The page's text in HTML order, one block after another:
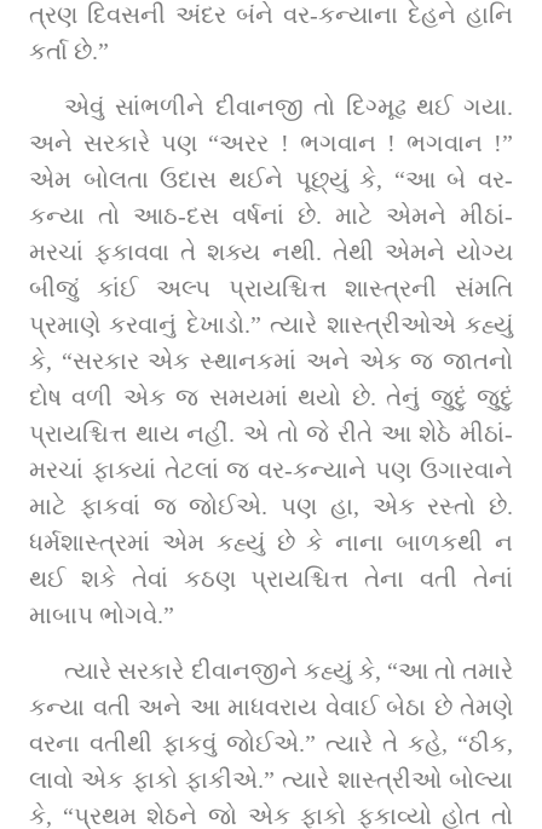
ત્રણ દિવસની અંદર બંને વર-કન્યાના દેહને હાનિ
કર્તા છે.”
એવું સાંભળીને દીવાનજી તો દિગ્મૂઢ થઈ ગયા.
અને સરકારે પણ “અરર ! ભગવાન ! ભગવાન !”
એમ બોલતા ઉદાસ થઈને પૂછ્યું કે, “આ બે વર-
કન્યા તો આઠ-દસ વર્ષનાં છે. માટે એમને મીઠાં-
મરચાં ફકાવવા તે શક્ય નથી. તેથી એમને યોગ્ય
બીજું કાંઈ અલ્પ પ્રાયશ્ચિત્ત શાસ્ત્રની સંમતિ
પ્રમાણે કરવાનું દેખાડો.” ત્યારે શાસ્ત્રીઓએ કહ્યું
કે, “સરકાર એક સ્થાનકમાં અને એક જ જાતનો
દોષ વળી એક જ સમયમાં થયો છે. તેનું જુદું જુદું
પ્રાયશ્ચિત્ત થાય નહીં. એ તો જે રીતે આ શેઠે મીઠાં-
મરચાં ફાક્યાં તેટલાં જ વર-કન્યાને પણ ઉગારવાને
માટે ફાકવાં જ જોઈએ. પણ હા, એક રસ્તો છે.
ધર્મશાસ્ત્રમાં એમ કહ્યું છે કે નાના બાળકથી ન
થઈ શકે તેવાં કઠણ પ્રાયશ્ચિત્ત તેના વતી તેનાં
માબાપ ભોગવે.”
ત્યારે સરકારે દીવાનજીને કહ્યું કે, “આ તો તમારે
કન્યા વતી અને આ માધવરાય વેવાઈ બેઠા છે તેમણે
વરના વતીથી ફાકવું જોઈએ.” ત્યારે તે કહે, “ઠીક,
લાવો એક ફાકો ફાકીએ.” ત્યારે શાસ્ત્રીઓ બોલ્યા
કે, “પ્રથમ શેઠને જો એક ફાકો ફકાવ્યો હોત તો